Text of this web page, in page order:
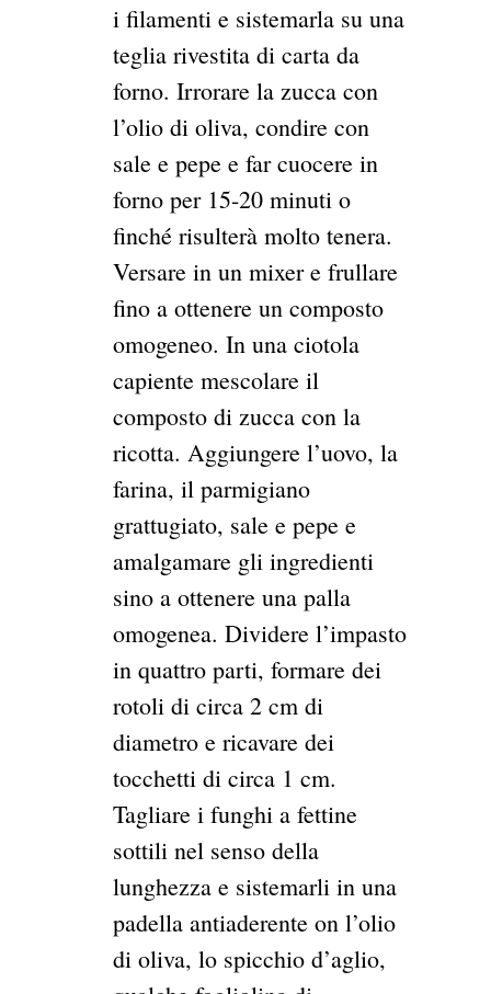
i filamenti e sistemarla su una
teglia rivestita di carta da
forno. Irrorare la zucca con
l’olio di oliva, condire con
sale e pepe e far cuocere in
forno per 15-20 minuti o
finché risulterà molto tenera.
Versare in un mixer e frullare
fino a ottenere un composto
omogeneo. In una ciotola
capiente mescolare il
composto di zucca con la
ricotta. Aggiungere l’uovo, la
farina, il parmigiano
grattugiato, sale e pepe e
amalgamare gli ingredienti
sino a ottenere una palla
omogenea. Dividere l’impasto
in quattro parti, formare dei
rotoli di circa 2 cm di
diametro e ricavare dei
tocchetti di circa 1 cm.
Tagliare i funghi a fettine
sottili nel senso della
lunghezza e sistemarli in una
padella antiaderente on l’olio
di oliva, lo spicchio d’aglio,